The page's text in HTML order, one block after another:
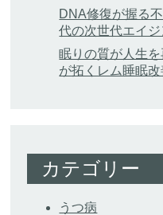
DNA修復が握る
代の次世代エイ
眠りの質が人生
が拓くレム睡眠
カテゴリー
うつ病